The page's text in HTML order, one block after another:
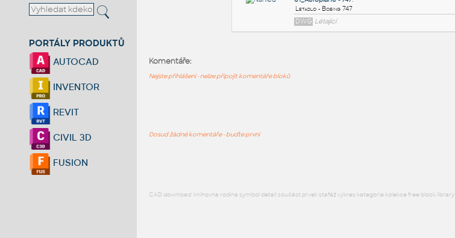
PORTÁLY PRODUKTŮ
AUTOCAD
INVENTOR
REVIT
CIVIL 3D
FUSION
Komentáře:
Nejste přihlášeni - nelze připojit komentáře bloků
Dosud žádné komentáře - buďte první
CAD download: knihovna rodina symbol detail součást prvek stafáž výkres kategorie kolekce free block library